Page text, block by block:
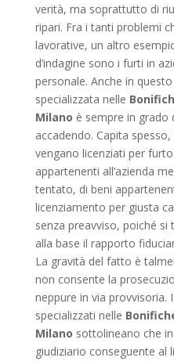
verità, ma soprattutto di
ripari. Fra i tanti problemi
lavorative, un altro
d’indagine sono i furti in
personale. Anche in
specializzata nelle
Milano è sempre in grado
accadendo. Capita
vengano licenziati per
appartenenti all’azienda
tentato, di beni
licenziamento per giusta
senza preavviso, poiché
alla base il rapporto
La gravità del fatto è
non consente la
neppure in via provvisoria.
specializzati nelle
Milano sottolineano che
giudiziario conseguente